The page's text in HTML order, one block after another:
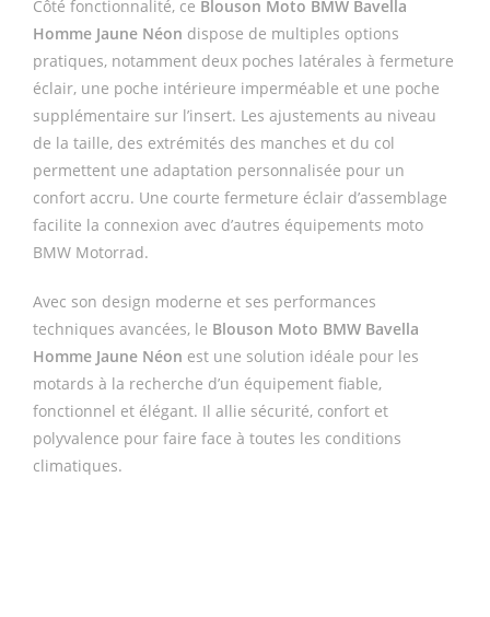
Côté fonctionnalité, ce Blouson Moto BMW Bavella
Homme Jaune Néon dispose de multiples options
pratiques, notamment deux poches latérales à fermeture
éclair, une poche intérieure imperméable et une poche
supplémentaire sur l’insert. Les ajustements au niveau
de la taille, des extrémités des manches et du col
permettent une adaptation personnalisée pour un
confort accru. Une courte fermeture éclair d’assemblage
facilite la connexion avec d’autres équipements moto
BMW Motorrad.
Avec son design moderne et ses performances
techniques avancées, le Blouson Moto BMW Bavella
Homme Jaune Néon est une solution idéale pour les
motards à la recherche d’un équipement fiable,
fonctionnel et élégant. Il allie sécurité, confort et
polyvalence pour faire face à toutes les conditions
climatiques.